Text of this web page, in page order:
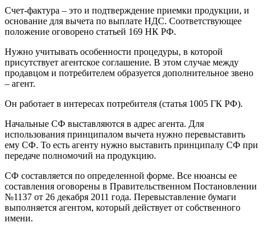
Счет-фактура – это и подтверждение приемки продукции, и
основание для вычета по выплате НДС. Соответствующее
положение оговорено статьей 169 НК РФ.
Нужно учитывать особенности процедуры, в которой
присутствует агентское соглашение. В этом случае между
продавцом и потребителем образуется дополнительное звено
– агент.
Он работает в интересах потребителя (статья 1005 ГК РФ).
Начальные СФ выставляются в адрес агента. Для
использования принципалом вычета нужно перевыставить
ему СФ. То есть агенту нужно выставить принципалу СФ при
передаче полномочий на продукцию.
СФ составляется по определенной форме. Все нюансы ее
составления оговорены в Правительственном Постановлении
№1137 от 26 декабря 2011 года. Перевыставление бумаги
выполняется агентом, который действует от собственного
имени.